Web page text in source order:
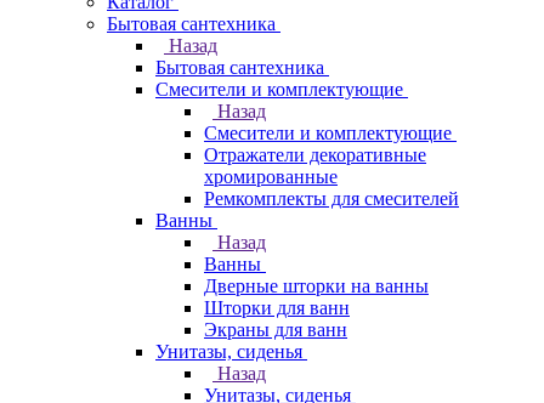
Бытовая сантехника
Назад
Бытовая сантехника
Смесители и комплектующие
Назад
Смесители и комплектующие
Отражатели декоративные
хромированные
Ремкомплекты для смесителей
Ванны
Назад
Ванны
Дверные шторки на ванны
Шторки для ванн
Экраны для ванн
Унитазы, сиденья
Назад
Унитазы, сиденья